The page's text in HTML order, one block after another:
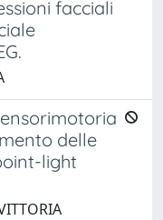
facciali
delle
light